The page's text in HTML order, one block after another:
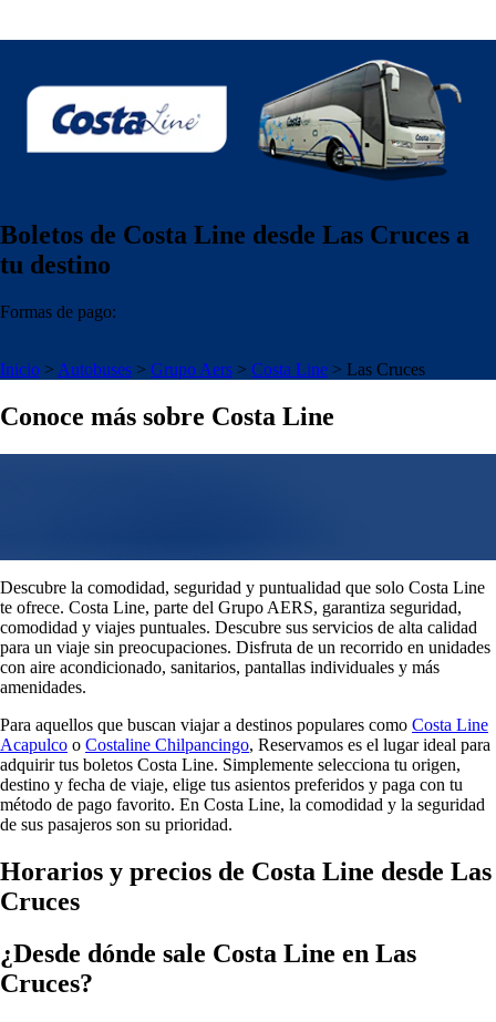
Boletos de Costa Line desde Las Cruces a
tu destino
Formas de pago:
Inicio > Autobuses > Grupo Aers > Costa Line > Las Cruces
Conoce más sobre Costa Line
Descubre la comodidad, seguridad y puntualidad que solo Costa Line
te ofrece. Costa Line, parte del Grupo AERS, garantiza seguridad,
comodidad y viajes puntuales. Descubre sus servicios de alta calidad
para un viaje sin preocupaciones. Disfruta de un recorrido en unidades
con aire acondicionado, sanitarios, pantallas individuales y más
amenidades.
Para aquellos que buscan viajar a destinos populares como Costa Line
Acapulco o Costaline Chilpancingo, Reservamos es el lugar ideal para
adquirir tus boletos Costa Line. Simplemente selecciona tu origen,
destino y fecha de viaje, elige tus asientos preferidos y paga con tu
método de pago favorito. En Costa Line, la comodidad y la seguridad
de sus pasajeros son su prioridad.
Horarios y precios de Costa Line desde Las
Cruces
¿Desde dónde sale Costa Line en Las
Cruces?